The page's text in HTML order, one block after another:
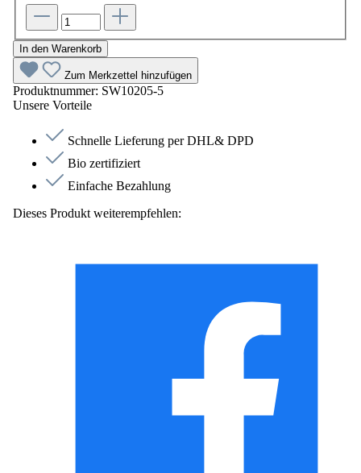
In den Warenkorb
Zum Merkzettel hinzufügen
Produktnummer: SW10205-5
Unsere Vorteile
Schnelle Lieferung per DHL& DPD
Bio zertifiziert
Einfache Bezahlung
Dieses Produkt weiterempfehlen: